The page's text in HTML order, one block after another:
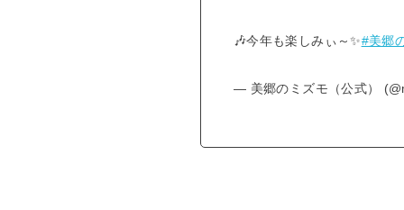
🎶今年も楽しみぃ～✨#美郷
— 美郷のミズモ（公式）